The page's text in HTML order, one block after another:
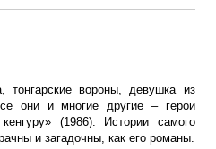
тонгарские вороны, девушка из
они и многие другие – герои
(1986). Истории самого
и загадочны, как его романы.